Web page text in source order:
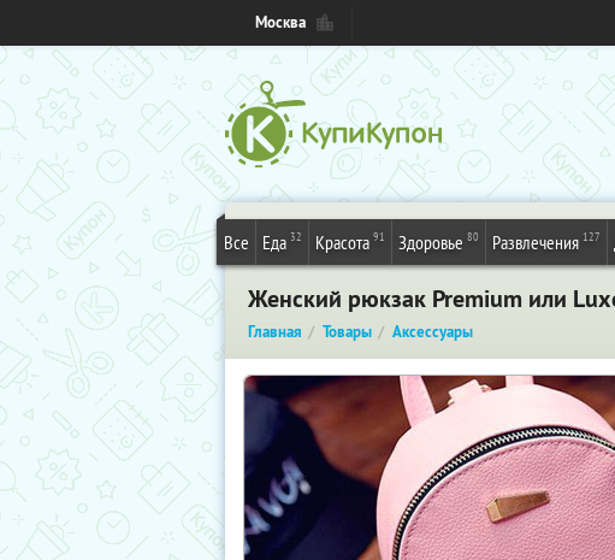
Москва
Все Еда 32 Красота 91 Здоровье 80 Развлечения 127
Женский рюкзак Premium или
Главная Товары Аксессуары